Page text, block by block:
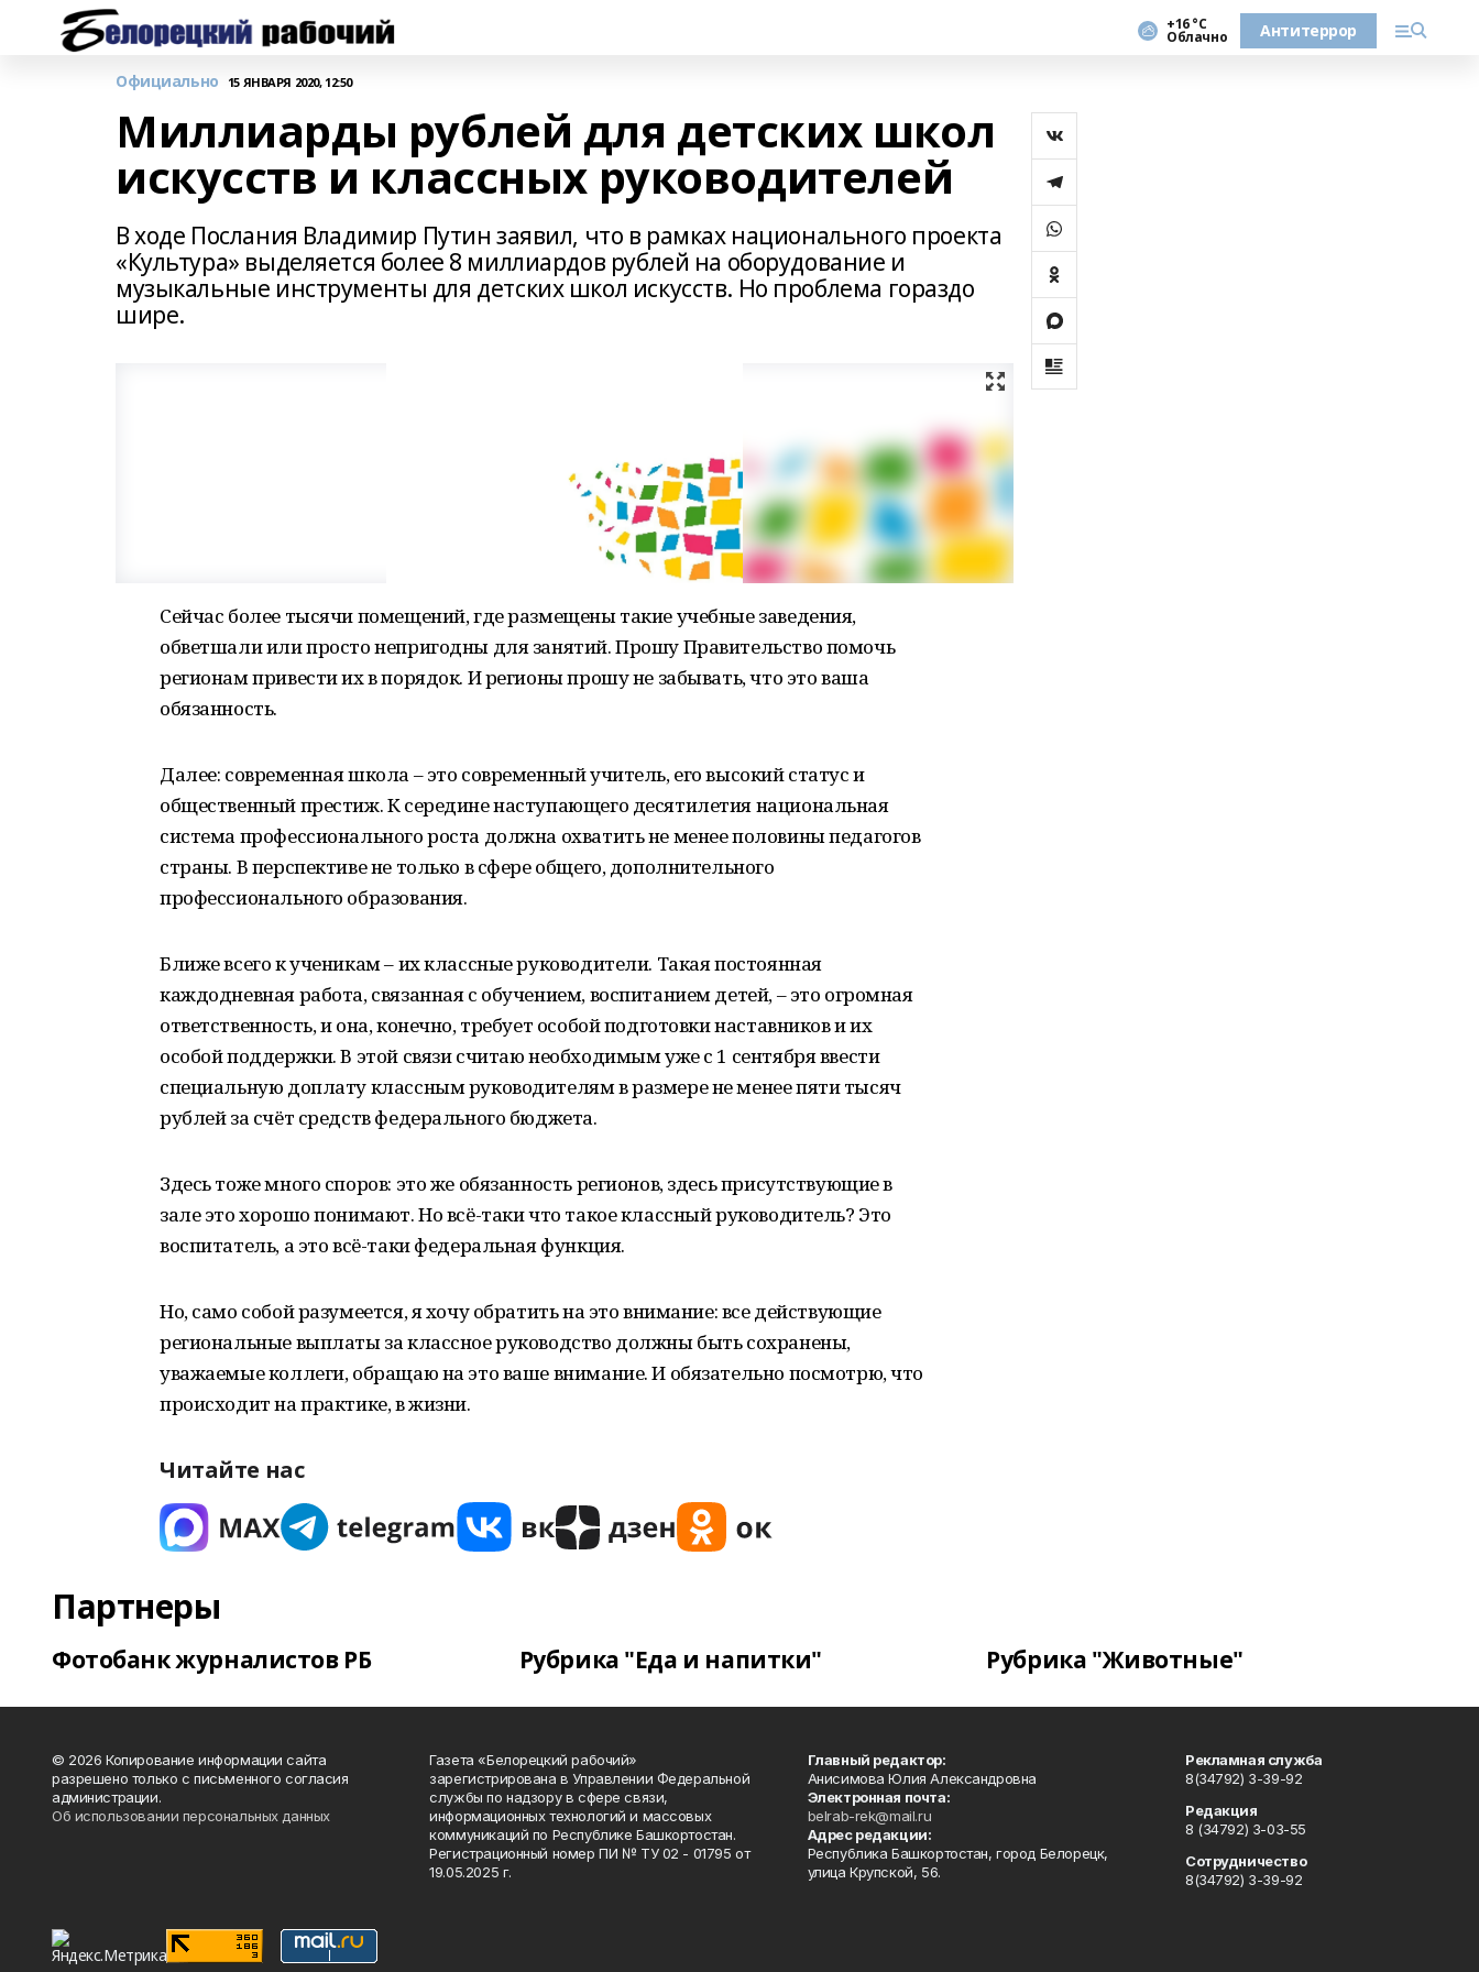
+16 °С
Облачно Антитеррор
Официально 15 ЯНВАРЯ 2020, 12:50
Миллиарды рублей для детских школ
искусств и классных руководителей
В ходе Послания Владимир Путин заявил, что в рамках национального проекта
«Культура» выделяется более 8 миллиардов рублей на оборудование и
музыкальные инструменты для детских школ искусств. Но проблема гораздо
шире.
Сейчас более тысячи помещений, где размещены такие учебные заведения,
обветшали или просто непригодны для занятий. Прошу Правительство помочь
регионам привести их в порядок. И регионы прошу не забывать, что это ваша
обязанность.
Далее: современная школа – это современный учитель, его высокий статус и
общественный престиж. К середине наступающего десятилетия национальная
система профессионального роста должна охватить не менее половины педагогов
страны. В перспективе не только в сфере общего, дополнительного
профессионального образования.
Ближе всего к ученикам – их классные руководители. Такая постоянная
каждодневная работа, связанная с обучением, воспитанием детей, – это огромная
ответственность, и она, конечно, требует особой подготовки наставников и их
особой поддержки. В этой связи считаю необходимым уже с 1 сентября ввести
специальную доплату классным руководителям в размере не менее пяти тысяч
рублей за счёт средств федерального бюджета.
Здесь тоже много споров: это же обязанность регионов, здесь присутствующие в
зале это хорошо понимают. Но всё-таки что такое классный руководитель? Это
воспитатель, а это всё-таки федеральная функция.
Но, само собой разумеется, я хочу обратить на это внимание: все действующие
региональные выплаты за классное руководство должны быть сохранены,
уважаемые коллеги, обращаю на это ваше внимание. И обязательно посмотрю, что
происходит на практике, в жизни.
Читайте нас
Партнеры
Фотобанк журналистов РБ Рубрика "Еда и напитки" Рубрика "Животные"
© 2026 Копирование информации сайта
разрешено только с письменного согласия
администрации.
Об использовании персональных данных
Газета «Белорецкий рабочий»
зарегистрирована в Управлении Федеральной
службы по надзору в сфере связи,
информационных технологий и массовых
коммуникаций по Республике Башкортостан.
Регистрационный номер ПИ № ТУ 02 - 01795 от
19.05.2025 г.
Главный редактор:
Анисимова Юлия Александровна
Электронная почта:
belrab-rek@mail.ru
Адрес редакции:
Республика Башкортостан, город Белорецк,
улица Крупской, 56.
Рекламная служба
8(34792) 3-39-92
Редакция
8 (34792) 3-03-55
Сотрудничество
8(34792) 3-39-92